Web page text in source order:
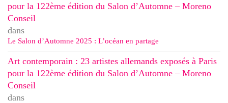
pour la 122ème édition du Salon d’Automne – Moreno
Conseil
dans
Le Salon d’Automne 2025 : L’océan en partage
Art contemporain : 23 artistes allemands exposés à Paris
pour la 122ème édition du Salon d’Automne – Moreno
Conseil
dans